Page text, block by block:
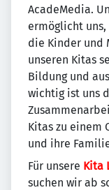
AcadeMedia.
ermöglicht
die Kinder und
unseren Kitas
Bildung und
wichtig ist uns
Kitas zu einem
und ihre
Für unsere Kita
suchen wir ab